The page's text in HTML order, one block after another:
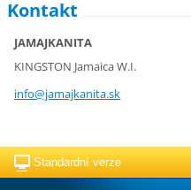
Kontakt
JAMAJKANITA
KINGSTON Jamaica W.I.
info@jamajkanita.sk
Standardní verze